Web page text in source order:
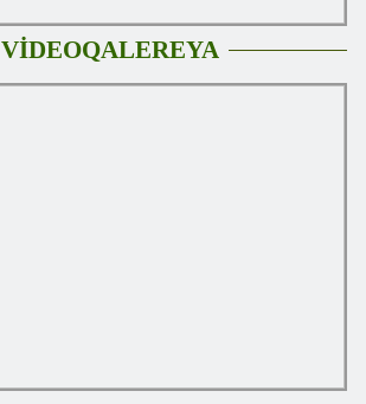
VİDEOQALEREYA